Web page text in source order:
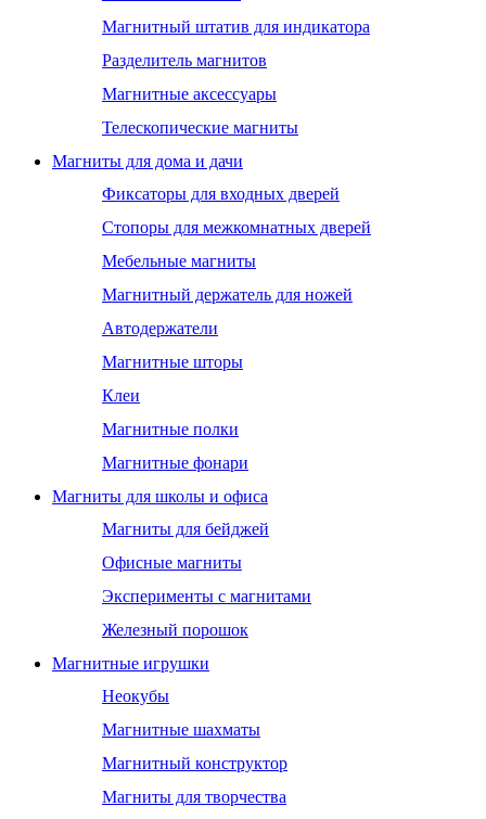
Магнитный штатив для индикатора
Разделитель магнитов
Магнитные аксессуары
Телескопические магниты
Магниты для дома и дачи
Фиксаторы для входных дверей
Стопоры для межкомнатных дверей
Мебельные магниты
Магнитный держатель для ножей
Автодержатели
Магнитные шторы
Клеи
Магнитные полки
Магнитные фонари
Магниты для школы и офиса
Магниты для бейджей
Офисные магниты
Эксперименты с магнитами
Железный порошок
Магнитные игрушки
Неокубы
Магнитные шахматы
Магнитный конструктор
Магниты для творчества